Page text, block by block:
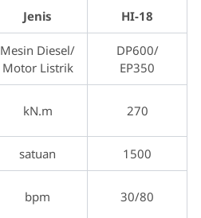
Jenis HI-18
Mesin Diesel/
Motor Listrik
DP600/
EP350
kN.m 270
satuan 1500
bpm 30/80